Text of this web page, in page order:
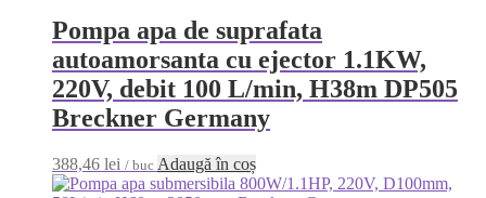
Pompa apa de suprafata
autoamorsanta cu ejector 1.1KW,
220V, debit 100 L/min, H38m DP505
Breckner Germany
388,46 lei / buc Adaugă în coș